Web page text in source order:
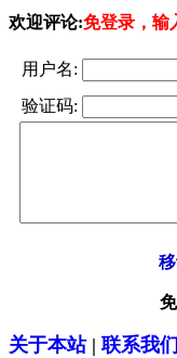
欢迎评论:免登录，输
用户名:
验证码:
关于本站| 联系我们